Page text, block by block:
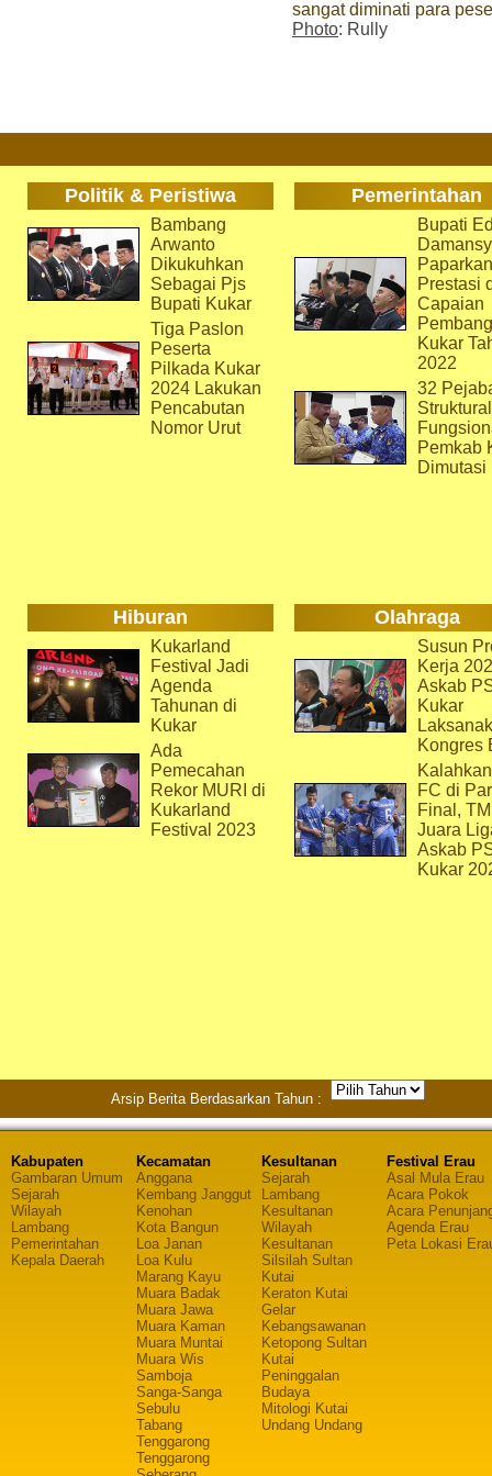
sangat diminati para
Photo: Rully
Politik & Peristiwa Pemerintahan
Bambang
Arwanto
Dikukuhkan
Sebagai Pjs
Bupati Kukar
Tiga Paslon
Peserta
Pilkada Kukar
2024 Lakukan
Pencabutan
Nomor Urut
Bupati
Paparkan
Prestasi
Capaian
Kukar
2022
32
Pemkab
Dimutasi
Hiburan Olahraga
Kukarland
Festival Jadi
Agenda
Tahunan di
Kukar
Ada
Pemecahan
Rekor MURI di
Kukarland
Festival 2023
Susun
Kerja
Askab
Kukar
Kongres
FC di
Final,
Juara
Askab
Kukar
Arsip Berita Berdasarkan Tahun :
Kabupaten
Gambaran Umum
Sejarah
Wilayah
Lambang
Pemerintahan
Kepala Daerah
Kecamatan
Anggana
Kembang Janggut
Kenohan
Kota Bangun
Loa Janan
Loa Kulu
Marang Kayu
Muara Badak
Muara Jawa
Muara Kaman
Muara Muntai
Muara Wis
Samboja
Sanga-Sanga
Sebulu
Tabang
Tenggarong
Tenggarong
Kesultanan
Sejarah
Lambang
Kesultanan
Wilayah
Kesultanan
Silsilah Sultan
Kutai
Keraton Kutai
Gelar
Kebangsawanan
Ketopong Sultan
Kutai
Peninggalan
Budaya
Mitologi Kutai
Undang Undang
Festival Erau
Asal Mula Erau
Acara Pokok
Acara
Agenda Erau
Peta Lokasi